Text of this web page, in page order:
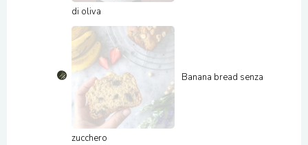
di oliva
Banana bread senza
zucchero